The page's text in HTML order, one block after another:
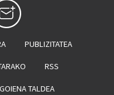
PUBLIZITATEA
RSS
GOIENA TALDEA